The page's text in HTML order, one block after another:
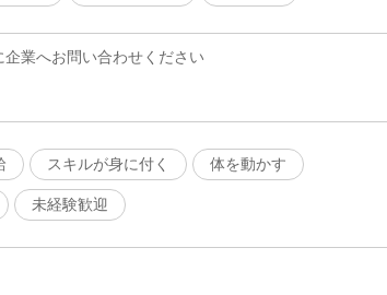
業へお問い合わせください
スキルが身に付く 体を動かす
未経験歓迎